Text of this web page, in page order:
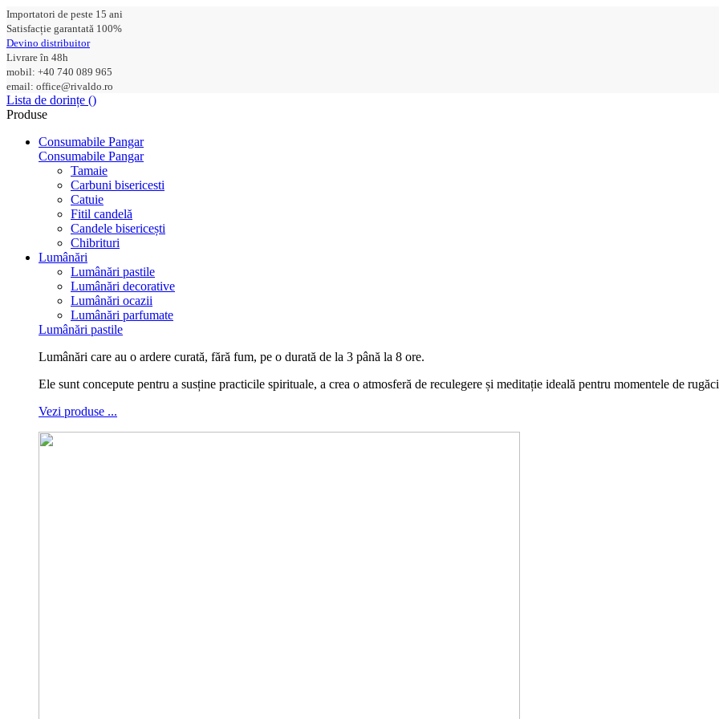
Importatori de peste 15 ani
Satisfacție garantată 100%
Devino distribuitor
Livrare în 48h
mobil: +40 740 089 965
email: office@rivaldo.ro
Lista de dorințe ()
Produse
Consumabile Pangar
Consumabile Pangar
Tamaie
Carbuni bisericesti
Catuie
Fitil candelă
Candele bisericești
Chibrituri
Lumânări
Lumânări pastile
Lumânări decorative
Lumânări ocazii
Lumânări parfumate
Lumânări pastile
Lumânări care au o ardere curată, fără fum, pe o durată de la 3 până la 8 ore.
Ele sunt concepute pentru a susține practicile spirituale, a crea o atmosferă de reculegere și meditație ideală pentru momentele de
Vezi produse ...